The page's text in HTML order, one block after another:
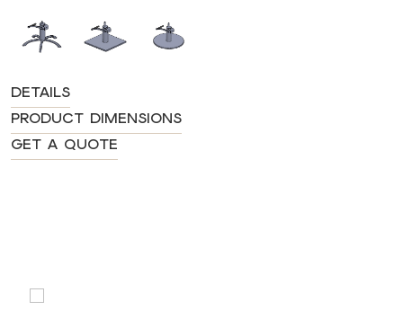
DETAILS
PRODUCT DIMENSIONS
GET A QUOTE